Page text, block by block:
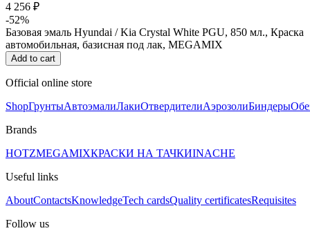
4 256 ₽
-52%
Базовая эмаль Hyundai / Kia Crystal White PGU, 850 мл., Краска
автомобильная, базисная под лак, MEGAMIX
Add to cart
Official online store
ShopГрунтыАвтоэмалиЛакиОтвердителиАэрозолиБиндеры
Brands
HOTZMEGAMIXКРАСКИ НА ТАЧКИINACHE
Useful links
AboutContactsKnowledgeTech cardsQuality certificatesRequisites
Follow us